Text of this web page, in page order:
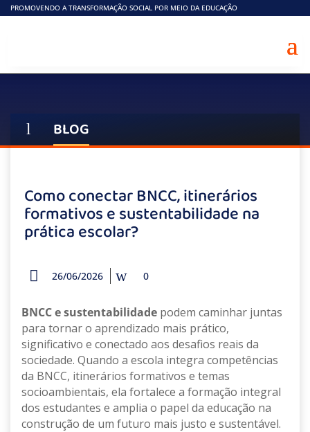
PROMOVENDO A TRANSFORMAÇÃO SOCIAL POR MEIO DA EDUCAÇÃO
l BLOG
Como conectar BNCC, itinerários
formativos e sustentabilidade na
prática escolar?
26/06/2026 0
BNCC e sustentabilidade podem caminhar juntas
para tornar o aprendizado mais prático,
significativo e conectado aos desafios reais da
sociedade. Quando a escola integra competências
da BNCC, itinerários formativos e temas
socioambientais, ela fortalece a formação integral
dos estudantes e amplia o papel da educação na
construção de um futuro mais justo e sustentável.